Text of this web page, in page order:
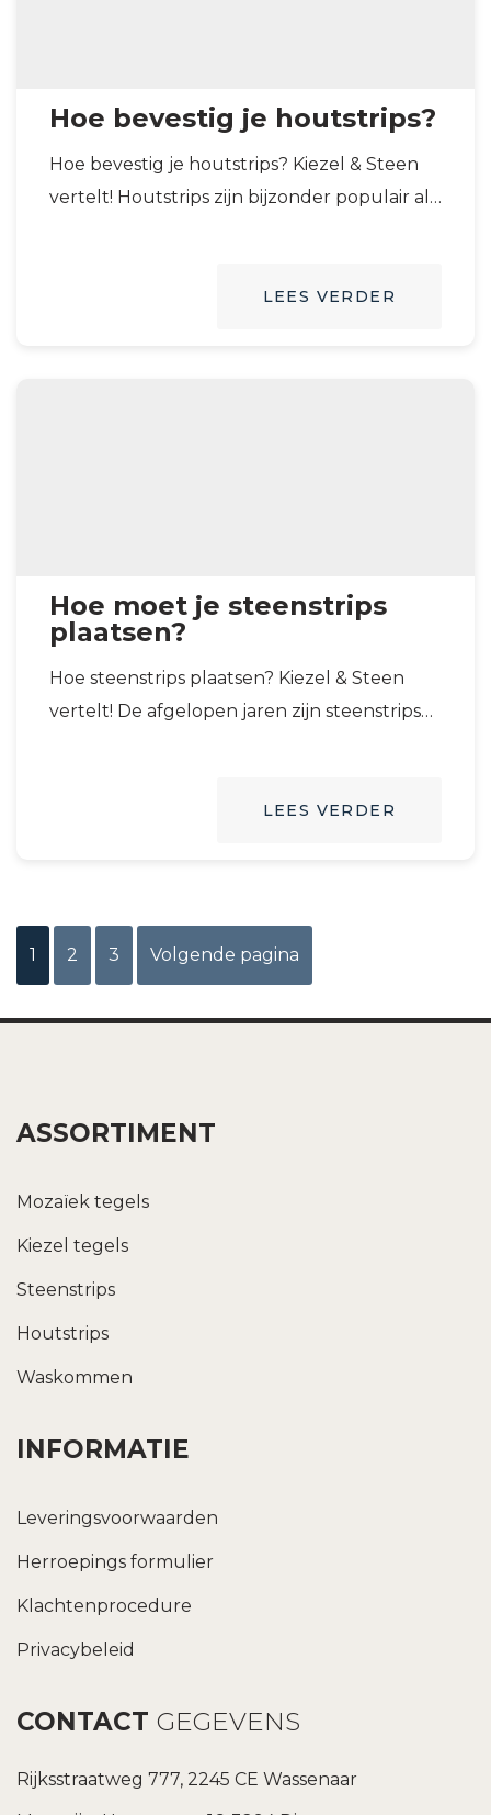
Hoe bevestig je houtstrips?
Hoe bevestig je houtstrips? Kiezel & Steen
vertelt! Houtstrips zijn bijzonder populair als
LEES VERDER
Hoe moet je steenstrips
plaatsen?
Hoe steenstrips plaatsen? Kiezel & Steen
vertelt! De afgelopen jaren zijn steenstrips
LEES VERDER
1 2 3 Volgende pagina
ASSORTIMENT
Mozaïek tegels
Kiezel tegels
Steenstrips
Houtstrips
Waskommen
INFORMATIE
Leveringsvoorwaarden
Herroepings formulier
Klachtenprocedure
Privacybeleid
CONTACT GEGEVENS
Rijksstraatweg 777, 2245 CE Wassenaar